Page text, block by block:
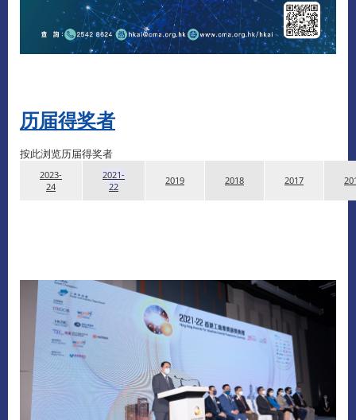
历届得奖者
按此浏览历届得奖者
2023-
24
2021-
22
2019 2018 2017